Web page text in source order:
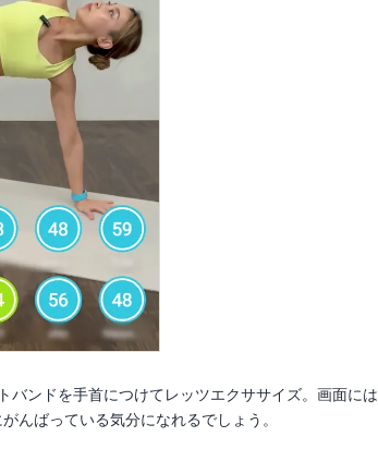
バンドを手首につけてレッツエクササイズ。画面には
んばっている気分になれるでしょう。